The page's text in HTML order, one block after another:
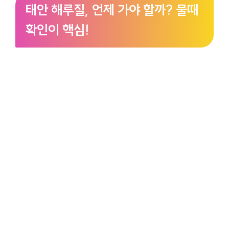
태안 해루질, 언제 가야 할까? 물때
확인이 핵심!